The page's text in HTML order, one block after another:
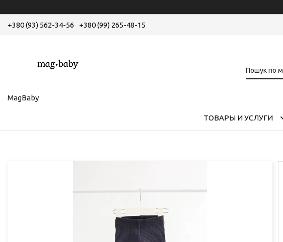
+380 (93) 562-34-56 +380 (99) 265-48-15
MagBaby
ТОВАРЫ И УСЛУГИ